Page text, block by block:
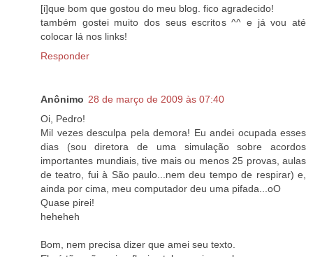
[i]que bom que gostou do meu blog. fico agradecido!
também gostei muito dos seus escritos ^^ e já vou até
colocar lá nos links!
Responder
Anônimo 28 de março de 2009 às 07:40
Oi, Pedro!
Mil vezes desculpa pela demora! Eu andei ocupada esses
dias (sou diretora de uma simulação sobre acordos
importantes mundiais, tive mais ou menos 25 provas, aulas
de teatro, fui à São paulo...nem deu tempo de respirar) e,
ainda por cima, meu computador deu uma pifada...oO
Quase pirei!
heheheh
Bom, nem precisa dizer que amei seu texto.